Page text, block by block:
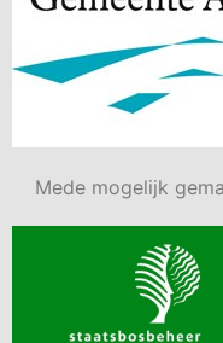
Mede mogelijk